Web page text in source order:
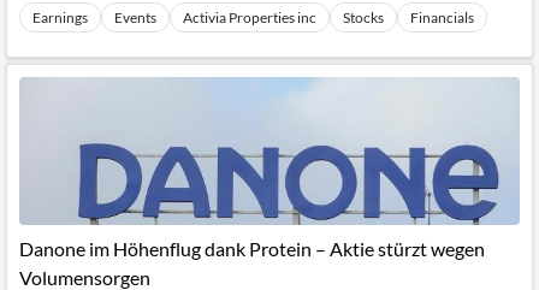
Earnings Events Activia Properties inc Stocks Financials
Danone im Höhenflug dank Protein – Aktie stürzt wegen
Volumensorgen